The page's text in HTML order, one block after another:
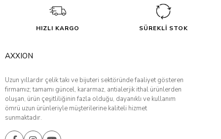
HIZLI KARGO SÜREKLİ STOK
AXXION
Uzun yıllardır çelik takı ve bijuteri sektöründe faaliyet gösteren
firmamız; tamamı güncel, kararmaz, antialerjik ithal ürünlerden
oluşan, ürün çeşitliliğinin fazla olduğu, dayanıklı ve kullanım
ömrü uzun ürünleriyle müşterilerine kaliteli hizmet
sunmaktadır.